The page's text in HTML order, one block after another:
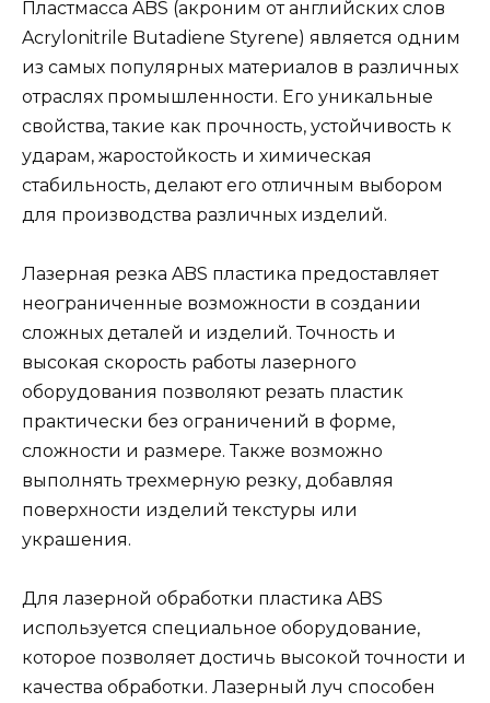
Пластмасса ABS (акроним от английских слов
Acrylonitrile Butadiene Styrene) является одним
из самых популярных материалов в различных
отраслях промышленности. Его уникальные
свойства, такие как прочность, устойчивость к
ударам, жаростойкость и химическая
стабильность, делают его отличным выбором
для производства различных изделий.
Лазерная резка ABS пластика предоставляет
неограниченные возможности в создании
сложных деталей и изделий. Точность и
высокая скорость работы лазерного
оборудования позволяют резать пластик
практически без ограничений в форме,
сложности и размере. Также возможно
выполнять трехмерную резку, добавляя
поверхности изделий текстуры или
украшения.
Для лазерной обработки пластика ABS
используется специальное оборудование,
которое позволяет достичь высокой точности и
качества обработки. Лазерный луч способен